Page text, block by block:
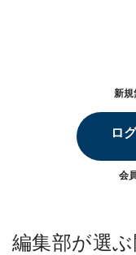
新規
ロ
会
編集部が選